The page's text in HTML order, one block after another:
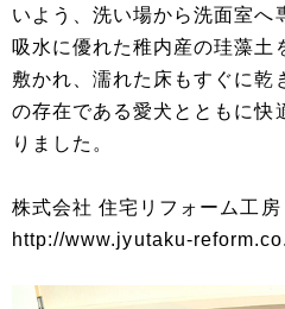
いよう、洗い場から洗面室へ
吸水に優れた稚内産の珪藻土
敷かれ、濡れた床もすぐに乾
の存在である愛犬とともに快
りました。
株式会社 住宅リフォーム工房
http://www.jyutaku-